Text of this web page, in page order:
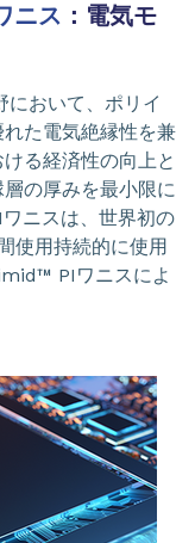
ニス ：電気モ
において、ポリイ
た電気絶縁性を兼
る経済性の向上と
の厚みを最小限に
ニスは、世界初の
使用持続的に使用
PIワニスによ